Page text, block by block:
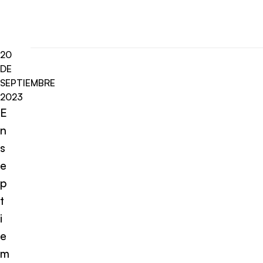
20
DE
SEPTIEMBRE
2023
E
n
s
e
p
t
i
e
m